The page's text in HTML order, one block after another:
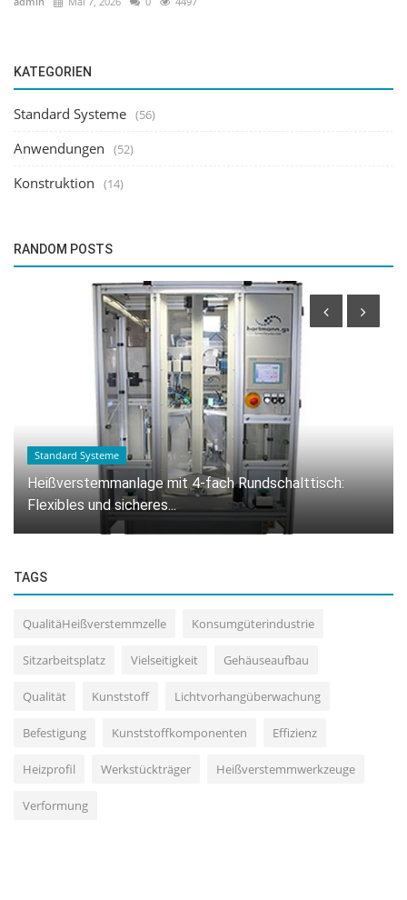
KATEGORIEN
Standard Systeme (56)
Anwendungen (52)
Konstruktion (14)
RANDOM POSTS
Standard Systeme
Heißverstemmanlage mit 4-fach Rundschalttisch:
Flexibles und sicheres...
TAGS
QualitäHeißverstemmzelle Konsumgüterindustrie
Sitzarbeitsplatz Vielseitigkeit Gehäuseaufbau
Qualität Kunststoff Lichtvorhangüberwachung
Befestigung Kunststoffkomponenten Effizienz
Heizprofil Werkstückträger Heißverstemmwerkzeuge
Verformung